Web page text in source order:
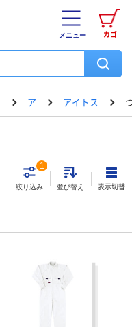
カゴ
メニュー
ア アイトス
絞り込み
1
並び替え 表示切替